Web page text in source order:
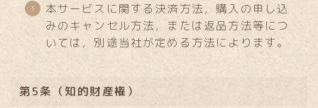
本サービスに関する決済方法，購入の申し込
みのキャンセル方法，または返品方法等につ
いては，別途当社が定める方法によります。
第5条（知的財産権）